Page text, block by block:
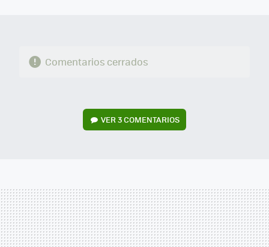
Comentarios cerrados
VER3 COMENTARIOS